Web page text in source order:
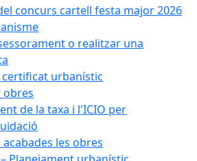
concurs cartell festa major 2026
o realitzar una
certificat urbanístic
obres
de la taxa i l'ICIO per
acabades les obres